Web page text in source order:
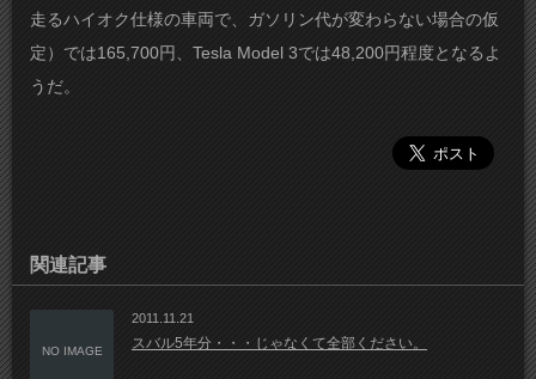
走るハイオク仕様の車両で、ガソリン代が変わらない場合の仮
定）では165,700円、Tesla Model 3では48,200円程度となるよ
うだ。
関連記事
NO IMAGE
2011.11.21
スバル5年分・・・じゃなくて全部ください。